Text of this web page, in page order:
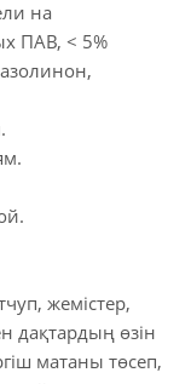
на
ПАВ, < 5%
жемістер,
дақтардың өзін
матаны төсеп,